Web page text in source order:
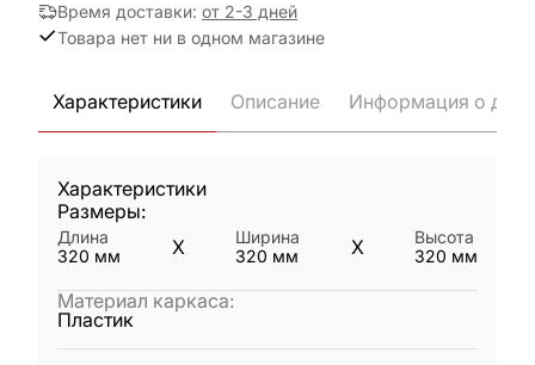
Время доставки: от 2-3 дней
Товара нет ни в одном магазине
Характеристики Описание Информация о
Характеристики
Размеры:
Длина
320 мм X
Ширина
320 мм X
Высота
320 мм
Материал каркаса:
Пластик